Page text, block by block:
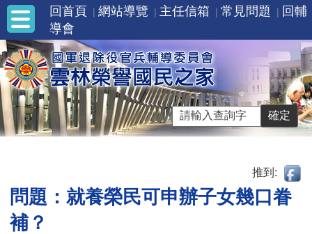
回首頁 網站導覽 主任信箱 常見問題
回輔
導會
推到:
問題：就養榮民可申辦子女幾口眷
補？